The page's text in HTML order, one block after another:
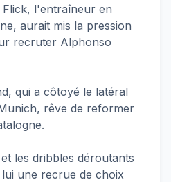
l'entraîneur en
aurait mis la pression
recruter Alphonso
qui a côtoyé le latéral
rêve de reformer
les dribbles déroutants
une recrue de choix